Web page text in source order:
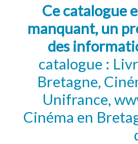
Ce catalogue
manquant, un
des
catalogue :
Bretagne,
Unifrance,
Cinéma en